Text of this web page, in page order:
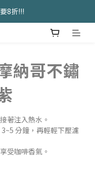
要$1488
要$1488
納哥不鏽
著注入熱水。
分鐘，再輕輕下壓濾
受咖啡香氣。